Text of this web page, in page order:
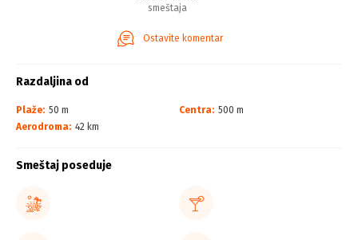
smeštaja
Ostavite komentar
Razdaljina od
Plaže: 50 m Centra: 500 m
Aerodroma: 42 km
Smeštaj poseduje